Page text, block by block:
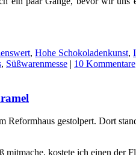
, Hohe Schokoladenkunst,
, Süßwarenmesse | 10 Kommentare
Reformhaus gestolpert. Dort
mitmache, kostete ich einen der